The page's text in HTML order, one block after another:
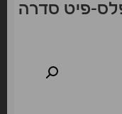
פיט סדרה